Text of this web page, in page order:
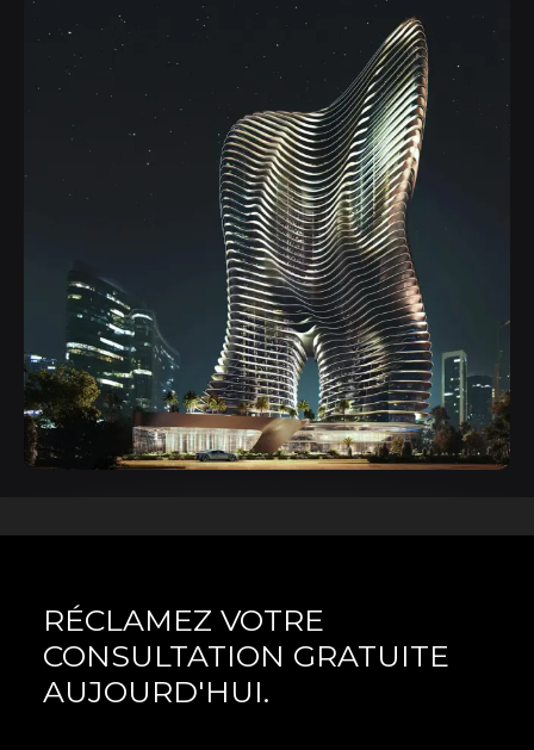
RÉCLAMEZ VOTRE
CONSULTATION GRATUITE
AUJOURD'HUI.